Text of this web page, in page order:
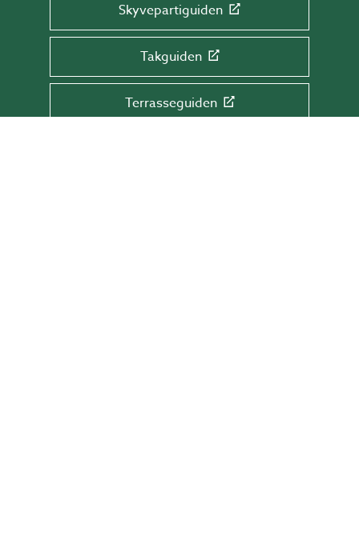
Skyvepartiguiden
Takguiden
Terrasseguiden